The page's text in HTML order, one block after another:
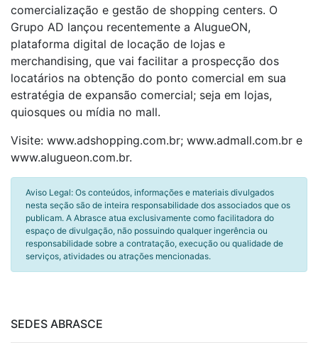
comercialização e gestão de shopping centers. O
Grupo AD lançou recentemente a AlugueON,
plataforma digital de locação de lojas e
merchandising, que vai facilitar a prospecção dos
locatários na obtenção do ponto comercial em sua
estratégia de expansão comercial; seja em lojas,
quiosques ou mídia no mall.
Visite: www.adshopping.com.br; www.admall.com.br e
www.alugueon.com.br.
Aviso Legal: Os conteúdos, informações e materiais divulgados
nesta seção são de inteira responsabilidade dos associados que os
publicam. A Abrasce atua exclusivamente como facilitadora do
espaço de divulgação, não possuindo qualquer ingerência ou
responsabilidade sobre a contratação, execução ou qualidade de
serviços, atividades ou atrações mencionadas.
SEDES ABRASCE